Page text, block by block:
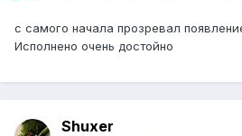
с самого начала прозревал
Исполнено очень достойно
Shuxer